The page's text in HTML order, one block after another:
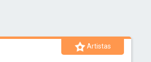
Artistas